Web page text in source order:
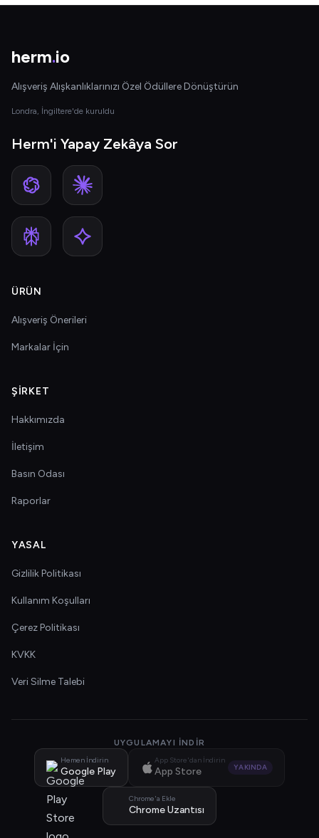
herm.io
Alışveriş Alışkanlıklarınızı Özel Ödüllere Dönüştürün
Londra, İngiltere'de kuruldu
Herm'i Yapay Zekâya Sor
ÜRÜN
Alışveriş Önerileri
Markalar İçin
ŞIRKET
Hakkımızda
İletişim
Basın Odası
Raporlar
YASAL
Gizlilik Politikası
Kullanım Koşulları
Çerez Politikası
KVKK
Veri Silme Talebi
UYGULAMAYI İNDIR
Hemen İndirin
Google Play
App Store'dan İndirin
App Store YAKINDA
Chrome'a Ekle
Chrome Uzantısı